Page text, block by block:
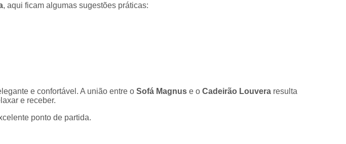
, aqui ficam algumas sugestões práticas:
e confortável. A união entre o Sofá Magnus e o Cadeirão Louvera resulta
e receber.
ponto de partida.